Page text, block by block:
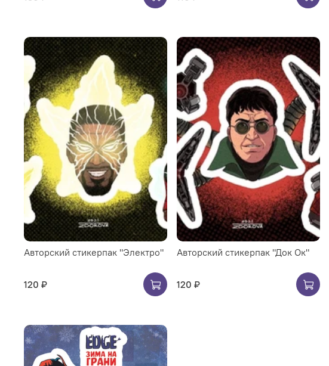
Авторский стикерпак "Электро"
120 ₽
Авторский стикерпак "Док Ок"
120 ₽